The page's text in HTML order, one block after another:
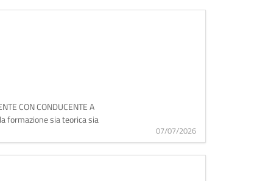
CON CONDUCENTE A
formazione sia teorica sia
07/07/2026